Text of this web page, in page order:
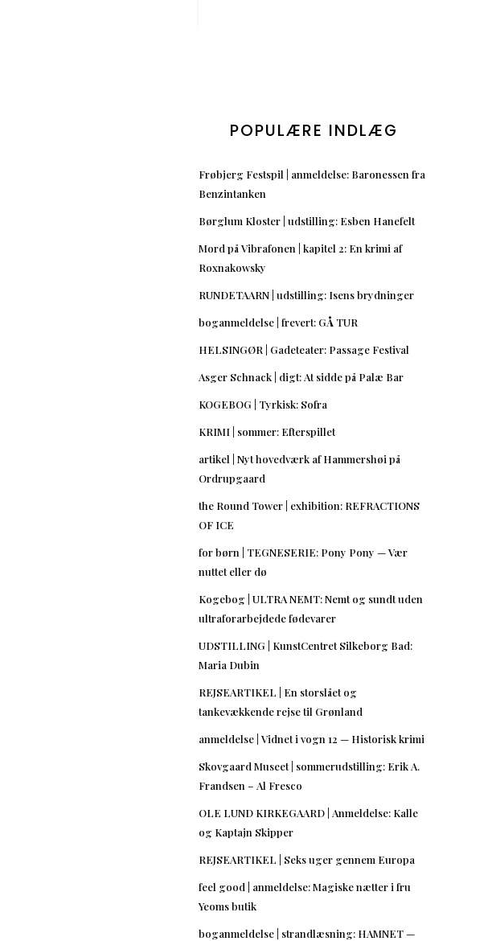
POPULÆRE INDLÆG
Frøbjerg Festspil | anmeldelse: Baronessen fra
Benzintanken
Børglum Kloster | udstilling: Esben Hanefelt
Mord på Vibrafonen | kapitel 2: En krimi af
Roxnakowsky
RUNDETAARN | udstilling: Isens brydninger
boganmeldelse | frevert: GÅ TUR
HELSINGØR | Gadeteater: Passage Festival
Asger Schnack | digt: At sidde på Palæ Bar
KOGEBOG | Tyrkisk: Sofra
KRIMI | sommer: Efterspillet
artikel | Nyt hovedværk af Hammershøi på
Ordrupgaard
the Round Tower | exhibition: REFRACTIONS
OF ICE
for børn | TEGNESERIE: Pony Pony — Vær
nuttet eller dø
Kogebog | ULTRA NEMT: Nemt og sundt uden
ultraforarbejdede fødevarer
UDSTILLING | KunstCentret Silkeborg Bad:
Maria Dubin
REJSEARTIKEL | En storslået og
tankevækkende rejse til Grønland
anmeldelse | Vidnet i vogn 12 — Historisk krimi
Skovgaard Museet | sommerudstilling: Erik A.
Frandsen – Al Fresco
OLE LUND KIRKEGAARD | Anmeldelse: Kalle
og Kaptajn Skipper
REJSEARTIKEL | Seks uger gennem Europa
feel good | anmeldelse: Magiske nætter i fru
Yeoms butik
boganmeldelse | strandlæsning: HAMNET —